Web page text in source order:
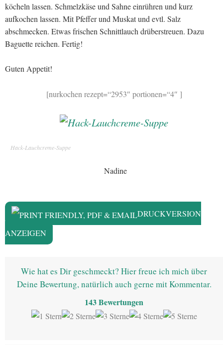
köcheln lassen. Schmelzkäse und Sahne einrühren und kurz
aufkochen lassen. Mit Pfeffer und Muskat und evtl. Salz
abschmecken. Etwas frischen Schnittlauch drüberstreuen. Dazu
Baguette reichen. Fertig!
Guten Appetit!
[nurkochen rezept=“2953″ portionen=“4″ ]
Hack-Lauchcreme-Suppe
Nadine
DRUCKVERSION
ANZEIGEN
Wie hat es Dir geschmeckt? Hier freue ich mich über
Deine Bewertung, natürlich auch gerne mit Kommentar.
143Bewertungen